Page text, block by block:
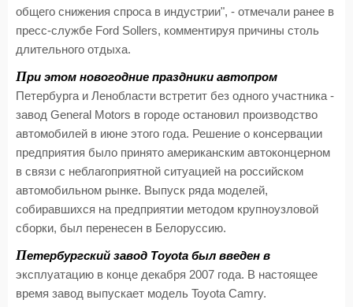
общего снижения спроса в индустрии", - отмечали ранее в
пресс-службе Ford Sollers, комментируя причины столь
длительного отдыха.
При этом новогодние праздники автопром
Петербурга и Ленобласти встретит без одного участника -
завод General Motors в городе остановил производство
автомобилей в июне этого года. Решение о консервации
предприятия было принято американским автоконцерном
в связи с неблагоприятной ситуацией на российском
автомобильном рынке. Выпуск ряда моделей,
собиравшихся на предприятии методом крупноузловой
сборки, был перенесен в Белоруссию.
Петербургский завод Toyota был введен в
эксплуатацию в конце декабря 2007 года. В настоящее
время завод выпускает модель Toyota Camry.